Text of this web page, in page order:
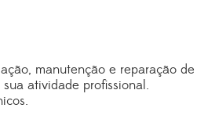
manutenção e reparação
atividade profissional.